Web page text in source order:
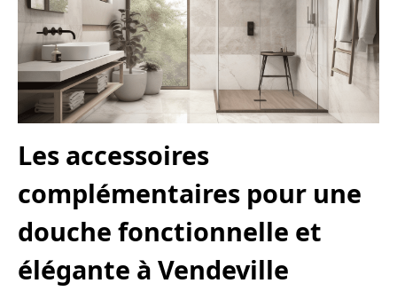
Les accessoires
complémentaires pour une
douche fonctionnelle et
élégante à Vendeville